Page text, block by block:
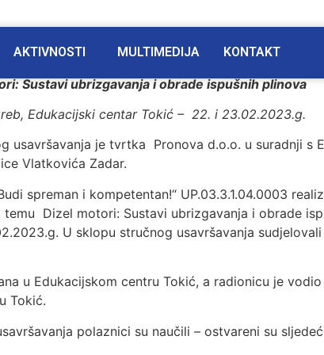
AKTIVNOSTI MULTIMEDIJA KONTAKT
Sustavi ubrizgavanja i obrade ispušnih plinova
Edukacijski centar Tokić – 22. i 23.02.2023.g.
usavršavanja je tvrtka Pronova d.o.o. u suradnji s
Vlatkovića Zadar.
spreman i kompetentan!“ UP.03.3.1.04.0003
Dizel motori: Sustavi ubrizgavanja i obrade
U sklopu stručnog usavršavanja
u Edukacijskom centru Tokić, a radionicu je
Tokić.
polaznici su naučili – ostvareni su